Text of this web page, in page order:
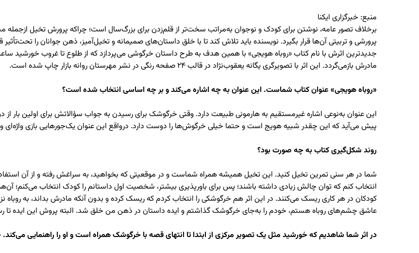
منبع: خبرگزاری ایکنا
برخلاف تصور عامه، نوشتن برای کودک و نوجوان به‌مراتب سخت‌تر از قلم‌زدن برای بزرگ‌سال است؛ چراکه پرورش تخیل ازجمله
پرورشی و تربیتی آن‌ها قرار بگیرد. نویسنده باید تلاش کند تا با خلق داستان‌های صمیمانه و تخیل‌آمیز، ذهن جوانان را
جدیدترین اثرش با نام کتاب «روباه هویجی» با همین هدف به طرح داستان خرگوشی می‌پردازد که از طلوع تا غروب خورشید
مادرش بازمی‌گردد. این اثر با تصویرگری یگانه یعقوب‌نژاد در قالب 24 صفحه رنگی در نشر مهرستان روانه بازار چاپ شده است.
«روباه هویجی» عنوان کتاب شماست. این عنوان به چه اشاره می‌کند و بر چه اساسی انتخاب شده است؟
این عنوان به‌نوعی اشاره غیرمستقیم به هارمونی طبیعت دارد. وقتی خرگوشک برای رسیدن به جواب سؤالاتش برای اولین بار از
پیش می‌آید که این چقدر شبیه هویج است و حتما خیلی خرگوش‌ها را دوست دارد. درواقع این عنوان یک‌جورهایی بازی واژه‌ای و
روند شکل‌گیری کتاب به چه صورت بود؟
شما در هر سنی تمرین تخیل کنید. این تخیل همیشه همراه شماست و در موقعیتی که بخواهید، به سراغش رفته و از آن
انتخاب کنم که توان چالش زیادی داشته باشند؛ پس برای باورپذیری بیشتر، شخصیت اول داستانم را کودک انتخاب می‌کنم؛
کودکان در هر کاری ریسک می‌کنند. در این اثر هم خرگوشکی را انتخاب کردم که ریسک کرده و بدون آنکه مادرش بداند، به
عاشق چشم‌های روباه هستم، خودم را به‌جای خرگوشک گذاشتم و ایده داستان در ذهن من خلق شد. البته پروش این ایده تا
در اثر شما شاهدیم که خورشید مثل یک تصویر مرکزی از ابتدا تا انتهای قصه با خرگوشک همراه است و او را راهنمایی